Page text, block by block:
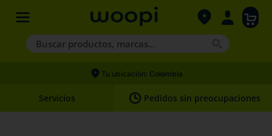
Buscar productos, marcas...
Términos más buscados
2.
hills
Tu ubicación: Colombia
Servicios Pedidos sin preocupaciones